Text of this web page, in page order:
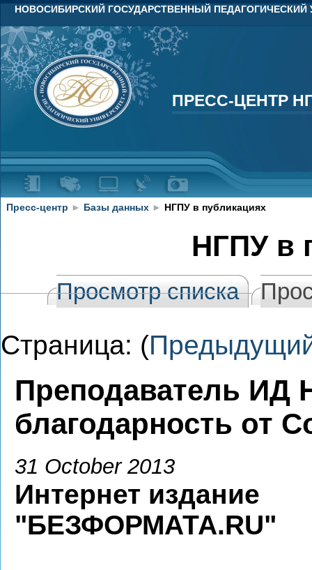
НОВОСИБИРСКИЙ ГОСУДАРСТВЕННЫЙ ПЕДАГОГИЧЕСКИЙ
ПРЕСС-ЦЕНТР
ПРЕСС-ЦЕНТР
Пресс-центр ► Базы данных ► НГПУ в публикациях
НГПУ в
Просмотр списка
Страница: (
Преподаватель ИД
благодарность от
31 October 2013
Интернет издание
"БЕЗФОРМАТА.RU"